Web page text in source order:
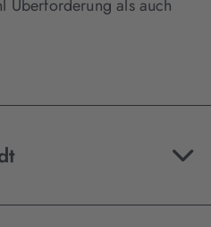
Überforderung als auch